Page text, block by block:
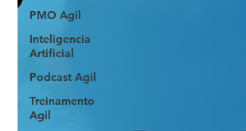
PMO Agil
Inteligencia
Artificial
Podcast Agil
Treinamento
Agil